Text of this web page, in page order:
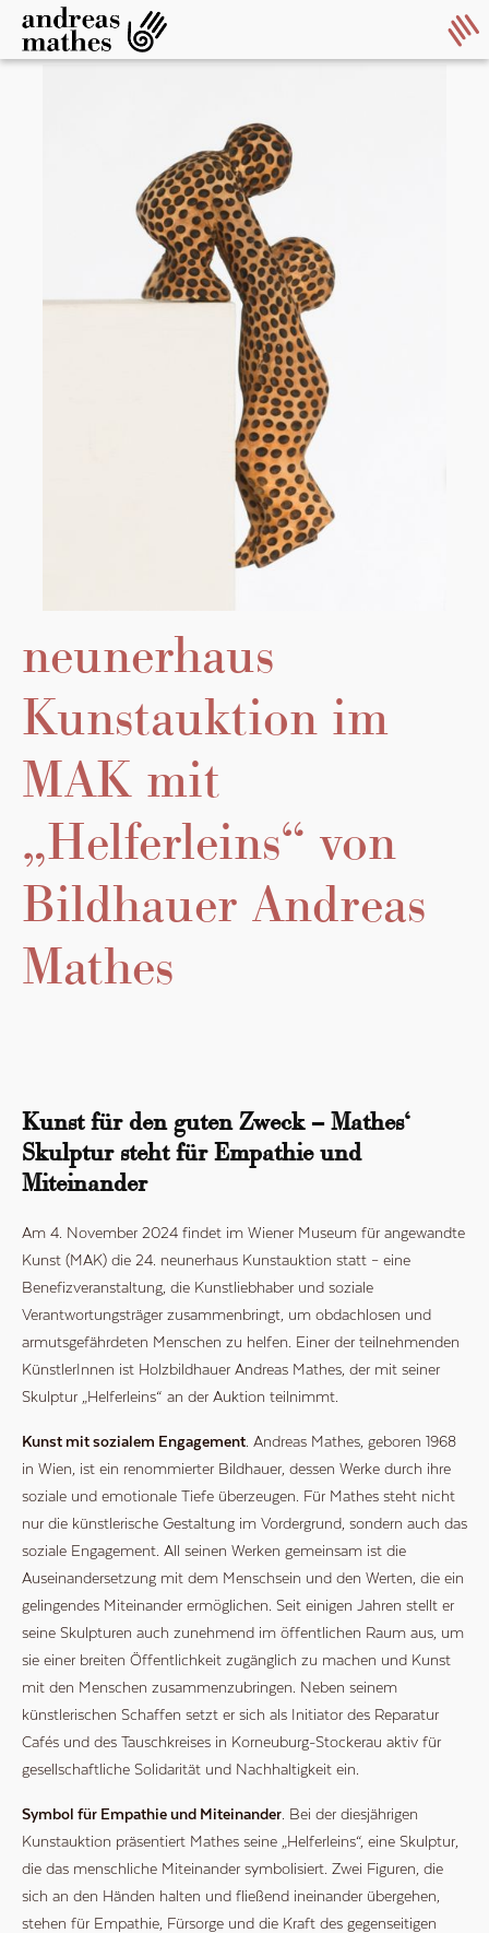
neunerhaus
Kunstauktion im
MAK mit
„Helferleins“ von
Bildhauer Andreas
Mathes
Kunst für den guten Zweck – Mathes‘
Skulptur steht für Empathie und
Miteinander
Am 4. November 2024 findet im Wiener Museum für angewandte
Kunst (MAK) die 24. neunerhaus Kunstauktion statt – eine
Benefizveranstaltung, die Kunstliebhaber und soziale
Verantwortungsträger zusammenbringt, um obdachlosen und
armutsgefährdeten Menschen zu helfen. Einer der teilnehmenden
KünstlerInnen ist Holzbildhauer Andreas Mathes, der mit seiner
Skulptur „Helferleins“ an der Auktion teilnimmt.
Kunst mit sozialem Engagement . Andreas Mathes, geboren 1968
in Wien, ist ein renommierter Bildhauer, dessen Werke durch ihre
soziale und emotionale Tiefe überzeugen. Für Mathes steht nicht
nur die künstlerische Gestaltung im Vordergrund, sondern auch das
soziale Engagement. All seinen Werken gemeinsam ist die
Auseinandersetzung mit dem Menschsein und den Werten, die ein
gelingendes Miteinander ermöglichen. Seit einigen Jahren stellt er
seine Skulpturen auch zunehmend im öffentlichen Raum aus, um
sie einer breiten Öffentlichkeit zugänglich zu machen und Kunst
mit den Menschen zusammenzubringen. Neben seinem
künstlerischen Schaffen setzt er sich als Initiator des Reparatur
Cafés und des Tauschkreises in Korneuburg-Stockerau aktiv für
gesellschaftliche Solidarität und Nachhaltigkeit ein.
Symbol für Empathie und Miteinander . Bei der diesjährigen
Kunstauktion präsentiert Mathes seine „Helferleins“, eine Skulptur,
die das menschliche Miteinander symbolisiert. Zwei Figuren, die
sich an den Händen halten und fließend ineinander übergehen,
stehen für Empathie, Fürsorge und die Kraft des gegenseitigen